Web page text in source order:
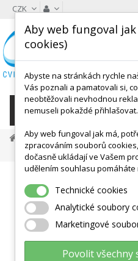
CZK
KATEGORIE
Gymnastické Míče
EGG Ball Standard 85 X 125
Aby web fungoval
cookies)
Abyste na stránkách rychle
Vás poznali a pamatovali si,
neobtěžovali nevhodnou
nemuseli pokaždé přihlašovat.
Aby web fungoval jak má,
zpracováním souborů
dočasně ukládají ve Vašem
udělením souhlasu pomáháte
Technické cookies
Analytické soubory
Marketingové
Povolit všechny